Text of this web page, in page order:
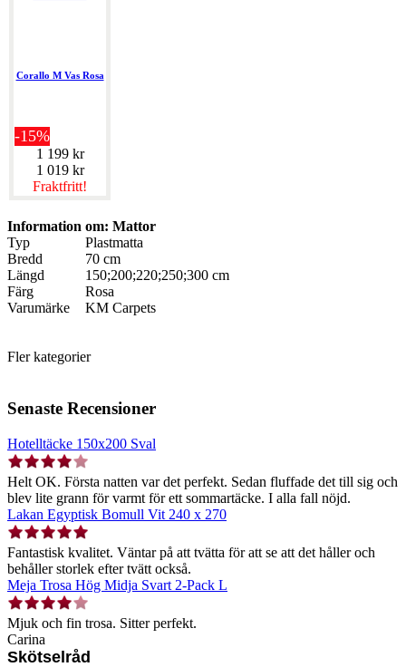
Corallo M Vas Rosa
-15%
1 199 kr
1 019 kr
Fraktfritt!
Information om: Mattor
Typ
Plastmatta
Bredd
70 cm
Längd
150;200;220;250;300 cm
Färg
Rosa
Varumärke
KM Carpets
Fler kategorier
Senaste Recensioner
Hotelltäcke 150x200 Sval
Helt OK. Första natten var det perfekt. Sedan fluffade det till sig och
blev lite grann för varmt för ett sommartäcke. I alla fall nöjd.
Lakan Egyptisk Bomull Vit 240 x 270
Fantastisk kvalitet. Väntar på att tvätta för att se att det håller och
behåller storlek efter tvätt också.
Meja Trosa Hög Midja Svart 2-Pack L
Mjuk och fin trosa. Sitter perfekt.
Carina
Skötselråd